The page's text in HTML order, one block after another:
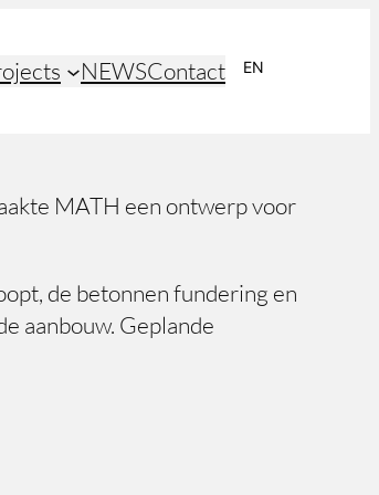
NEWSContact
EN
MATH een ontwerp voor
de betonnen fundering en
aanbouw. Geplande